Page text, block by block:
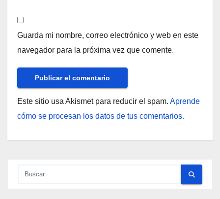
Guarda mi nombre, correo electrónico y web en este
navegador para la próxima vez que comente.
Este sitio usa Akismet para reducir el spam. Aprende
cómo se procesan los datos de tus comentarios.